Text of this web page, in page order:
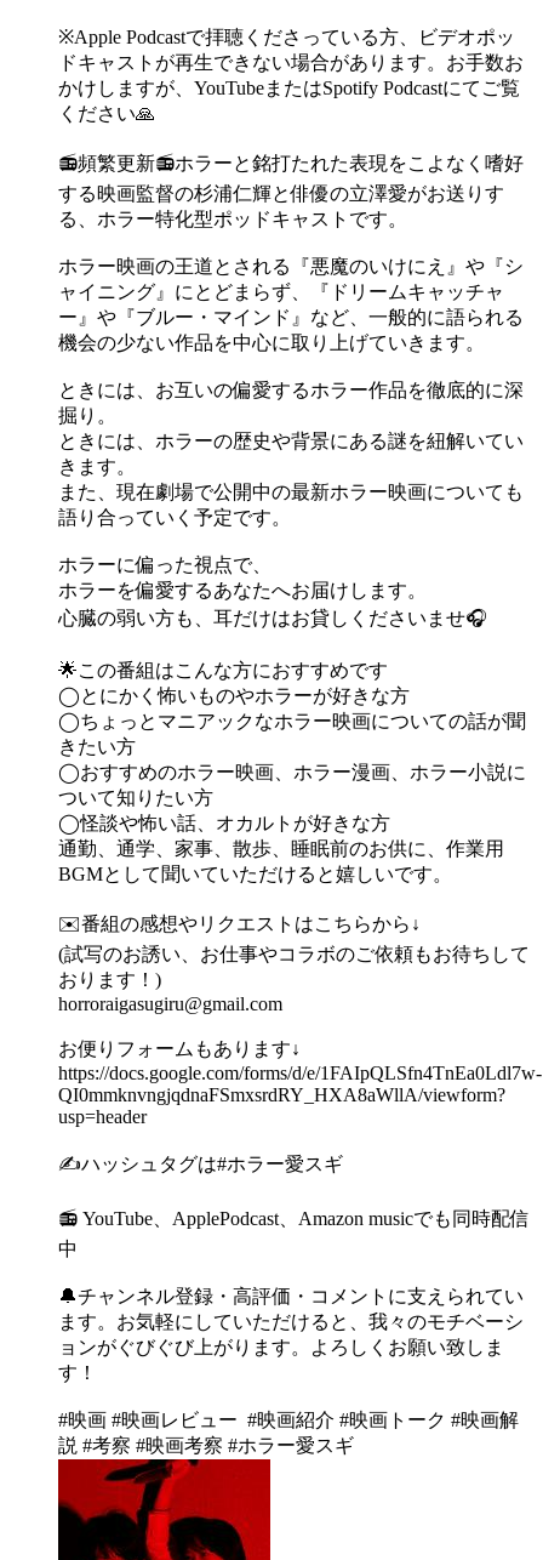
※Apple Podcastで拝聴くださっている方、ビデオポッ
ドキャストが再生できない場合があります。お手数お
かけしますが、YouTubeまたはSpotify Podcastにてご覧
ください🙏
📻頻繁更新📻ホラーと銘打たれた表現をこよなく嗜好
する映画監督の杉浦仁輝と俳優の立澤愛がお送りす
る、ホラー特化型ポッドキャストです。
ホラー映画の王道とされる『悪魔のいけにえ』や『シ
ャイニング』にとどまらず、『ドリームキャッチャ
ー』や『ブルー・マインド』など、一般的に語られる
機会の少ない作品を中心に取り上げていきます。
ときには、お互いの偏愛するホラー作品を徹底的に深
掘り。
ときには、ホラーの歴史や背景にある謎を紐解いてい
きます。
また、現在劇場で公開中の最新ホラー映画についても
語り合っていく予定です。
ホラーに偏った視点で、
ホラーを偏愛するあなたへお届けします。
心臓の弱い方も、耳だけはお貸しくださいませ🎧
🌟この番組はこんな方におすすめです
◯とにかく怖いものやホラーが好きな方
◯ちょっとマニアックなホラー映画についての話が聞
きたい方
◯おすすめのホラー映画、ホラー漫画、ホラー小説に
ついて知りたい方
◯怪談や怖い話、オカルトが好きな方
通勤、通学、家事、散歩、睡眠前のお供に、作業用
BGMとして聞いていただけると嬉しいです。
✉️番組の感想やリクエストはこちらから↓
(試写のお誘い、お仕事やコラボのご依頼もお待ちして
おります！)
horroraigasugiru@gmail.com
お便りフォームもあります↓
https://docs.google.com/forms/d/e/1FAIpQLSfn4TnEa0Ldl7w-
QI0mmknvngjqdnaFSmxsrdRY_HXA8aWllA/viewform?
usp=header
✍️ハッシュタグは#ホラー愛スギ
📻 YouTube、ApplePodcast、Amazon musicでも同時配信
中
🔔チャンネル登録・高評価・コメントに支えられてい
ます。お気軽にしていただけると、我々のモチベーシ
ョンがぐびぐび上がります。よろしくお願い致しま
す！
#映画 #映画レビュー #映画紹介 #映画トーク #映画解
説 #考察 #映画考察 #ホラー愛スギ